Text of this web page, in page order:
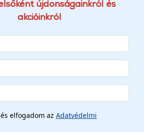
újdonságainkról és
akcióinkról
elfogadom az Adatvédelmi